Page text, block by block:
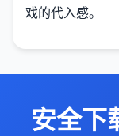
戏的代入感。
安全下